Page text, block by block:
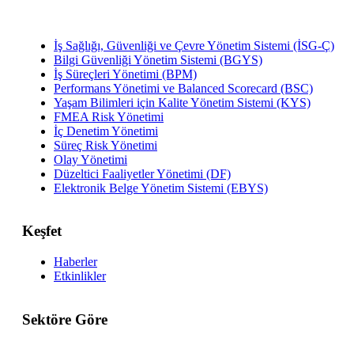
İş Sağlığı, Güvenliği ve Çevre Yönetim Sistemi (İSG-Ç)
Bilgi Güvenliği Yönetim Sistemi (BGYS)
İş Süreçleri Yönetimi (BPM)
Performans Yönetimi ve Balanced Scorecard (BSC)
Yaşam Bilimleri için Kalite Yönetim Sistemi (KYS)
FMEA Risk Yönetimi
İç Denetim Yönetimi
Süreç Risk Yönetimi
Olay Yönetimi
Düzeltici Faaliyetler Yönetimi (DF)
Elektronik Belge Yönetim Sistemi (EBYS)
Keşfet
Haberler
Etkinlikler
Sektöre Göre